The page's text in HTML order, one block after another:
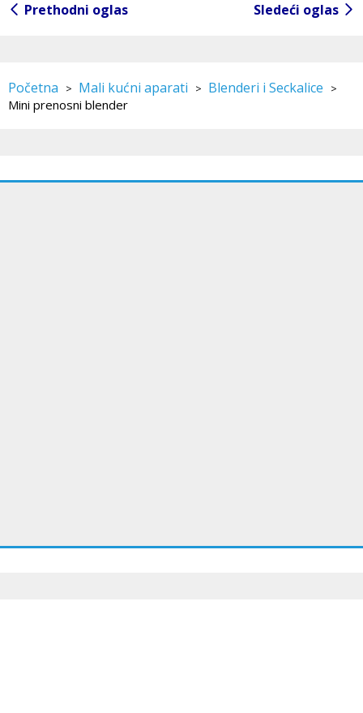
Prethodni oglas Sledeći oglas
Početna > Mali kućni aparati > Blenderi i Seckalice >
Mini prenosni blender